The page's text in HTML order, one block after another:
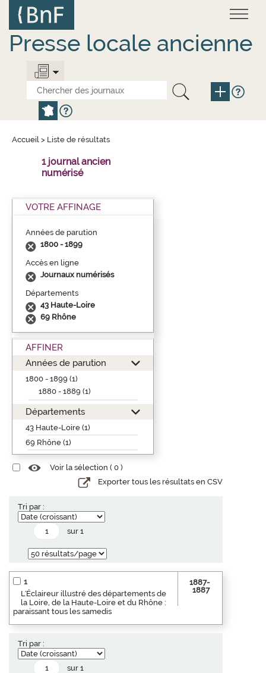
contenu
principal
Presse locale ancienne
Accueil > Liste de résultats
1 journal ancien
numérisé
VOTRE AFFINAGE
Années de parution
1800 - 1899
Accès en ligne
Journaux numérisés
Départements
43 Haute-Loire
69 Rhône
AFFINER
Années de parution
1800 - 1899 (1)
1880 - 1889 (1)
Départements
43 Haute-Loire (1)
69 Rhône (1)
Voir la sélection ( 0 )
Exporter tous les résultats en CSV
Tri par :
sur 1
1
L'Éclaireur illustré des départements de
la Loire, de la Haute-Loire et du Rhône :
paraissant tous les samedis
1887-
1887
Tri par :
sur 1
Panneau de gestion des cookies